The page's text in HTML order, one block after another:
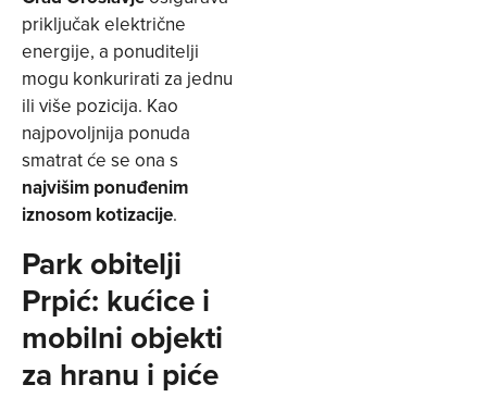
priključak električne
energije, a ponuditelji
mogu konkurirati za jednu
ili više pozicija. Kao
najpovoljnija ponuda
smatrat će se ona s
najvišim ponuđenim
iznosom kotizacije.
Park obitelji
Prpić: kućice i
mobilni objekti
za hranu i piće